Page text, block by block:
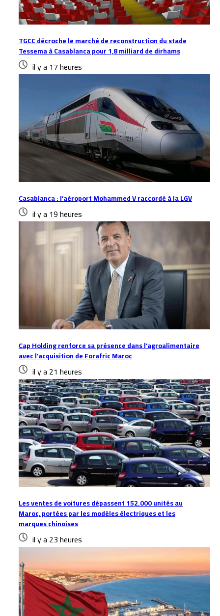
TGCC décroche le marché de reconstruction du stade
Tessema à Casablanca pour 1,8 milliard de dirhams
il y a 17 heures
Casablanca : l’aéroport Mohammed V raccordé à la LGV
il y a 19 heures
Cap Holding renforce sa présence dans l’agroalimentaire
avec l’acquisition de Forafric Maroc
il y a 21 heures
Les ventes de voitures dépassent 152.000 unités au
Maroc, portées par les modèles électriques et les
marques chinoises
il y a 23 heures